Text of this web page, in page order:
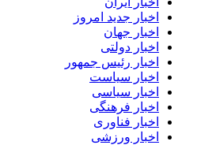
اخبار جدید امروز
اخبار جهان
اخبار دولتی
اخبار رئیس جمهور
اخبار سیاست
اخبار سیاسی
اخبار فرهنگی
اخبار فناوری
اخبار ورزشی